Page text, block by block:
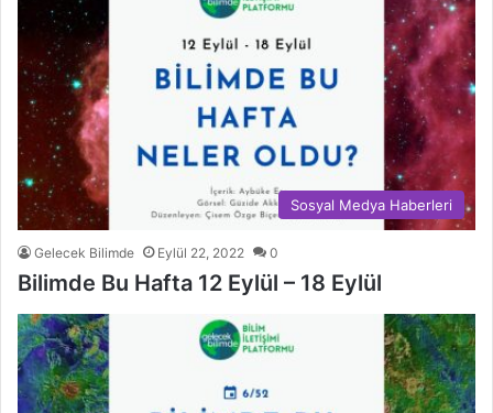
Sosyal Medya Haberleri
Gelecek Bilimde Eylül 22, 2022 0
Bilimde Bu Hafta 12 Eylül – 18 Eylül